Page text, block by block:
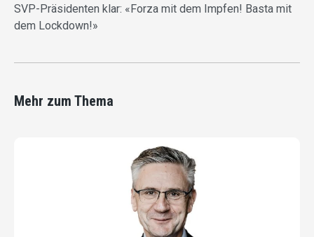
SVP-Präsidenten klar: «Forza mit dem Impfen! Basta mit
dem Lockdown!»
Mehr zum Thema